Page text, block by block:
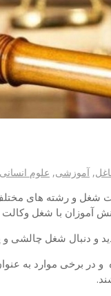
,آموزشی, علوم انسانی
و رشته های مختلف
آموزان با شغل
و دنبال شغل
برخی موارد به